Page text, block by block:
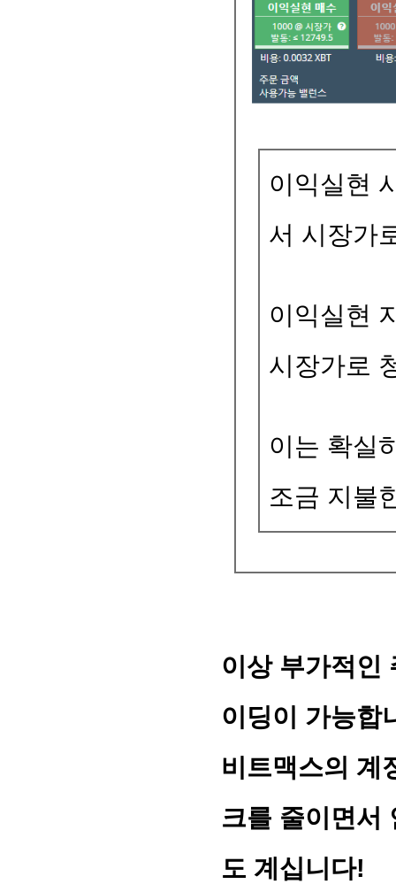
이익실현
서 시장가
이익실현
시장가로
이는 확실
조금 지불
이상 부가적인
이딩이 가능합
비트맥스의 계
크를 줄이면서
도 계십니다!